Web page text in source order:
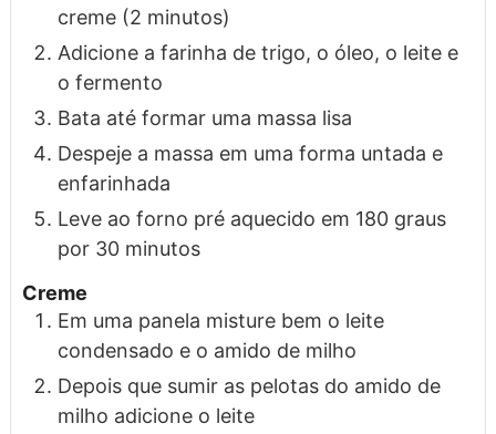
creme (2 minutos)
Adicione a farinha de trigo, o óleo, o leite e
o fermento
Bata até formar uma massa lisa
Despeje a massa em uma forma untada e
enfarinhada
Leve ao forno pré aquecido em 180 graus
por 30 minutos
Creme
Em uma panela misture bem o leite
condensado e o amido de milho
Depois que sumir as pelotas do amido de
milho adicione o leite